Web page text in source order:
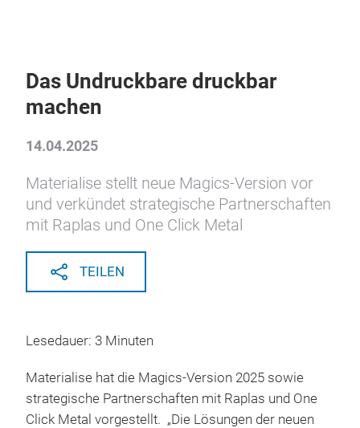
Das Undruckbare druckbar
machen
14.04.2025
Materialise stellt neue Magics-Version vor
und verkündet strategische Partnerschaften
mit Raplas und One Click Metal
TEILEN
Lesedauer: 3 Minuten
Materialise hat die Magics-Version 2025 sowie
strategische Partnerschaften mit Raplas und One
Click Metal vorgestellt. „Die Lösungen der neuen